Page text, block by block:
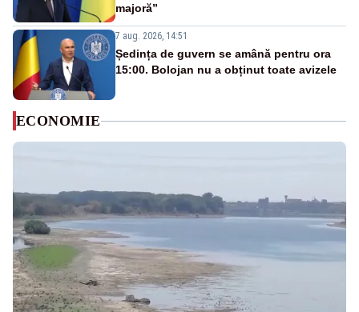
majoră”
7 aug. 2026, 14:51
Ședința de guvern se amână pentru ora
15:00. Bolojan nu a obținut toate avizele
ECONOMIE